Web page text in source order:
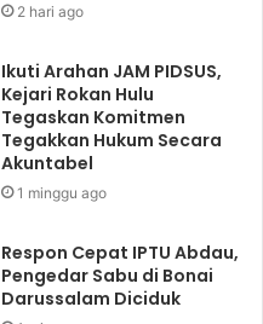
2 hari ago
Ikuti Arahan JAM PIDSUS,
Kejari Rokan Hulu
Tegaskan Komitmen
Tegakkan Hukum Secara
Akuntabel
1 minggu ago
Respon Cepat IPTU Abdau,
Pengedar Sabu di Bonai
Darussalam Diciduk